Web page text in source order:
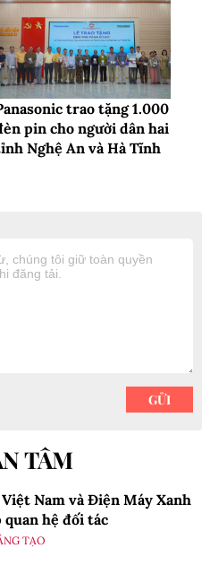
trao tặng 1.000
pin cho người dân hai
Nghệ An và Hà Tĩnh
TÂM
Nam và Điện Máy Xanh
hệ đối tác
TẠO